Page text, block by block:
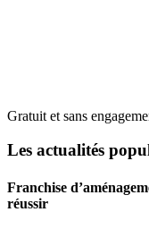
Gratuit et sans
Les actualités
Franchise
réussir